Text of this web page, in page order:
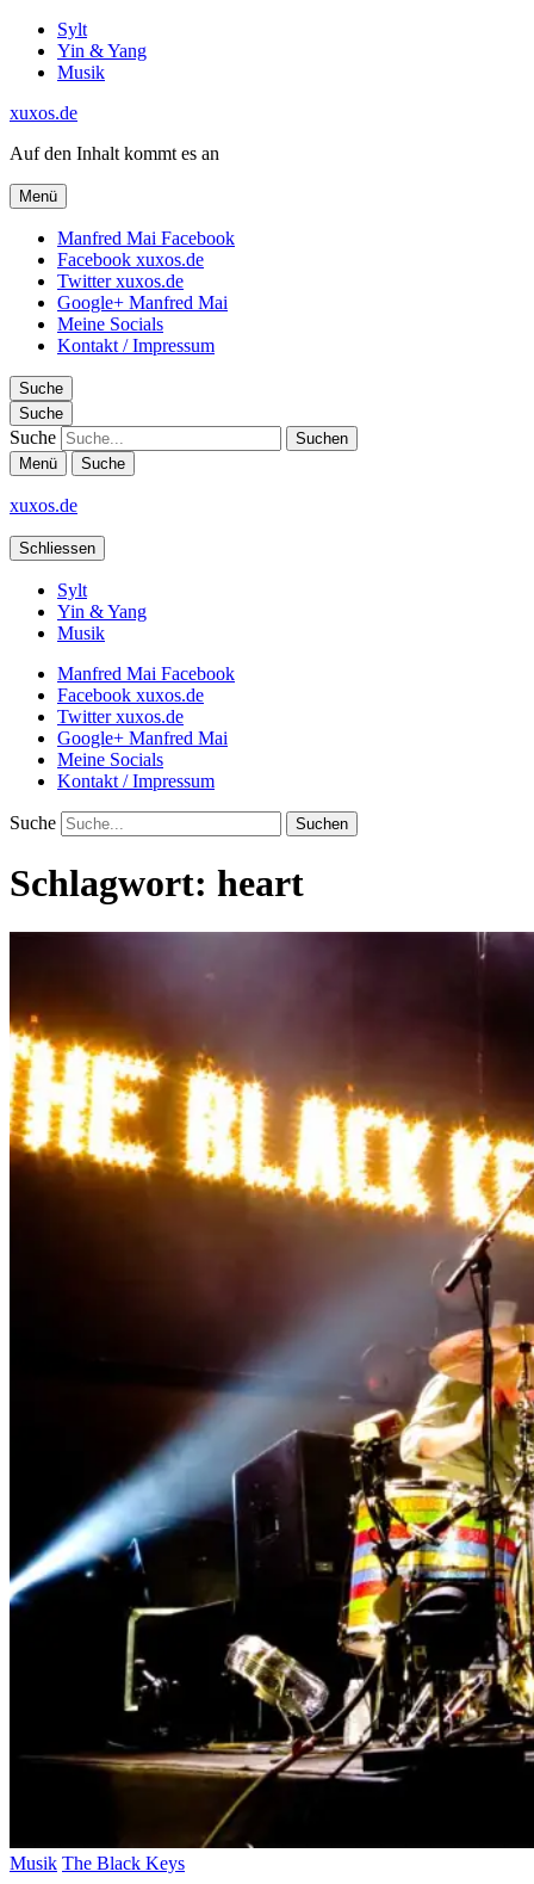
Sylt
Yin & Yang
Musik
xuxos.de
Auf den Inhalt kommt es an
Menü
Manfred Mai Facebook
Facebook xuxos.de
Twitter xuxos.de
Google+ Manfred Mai
Meine Socials
Kontakt / Impressum
Suche
Suche
Suche
Menü Suche
xuxos.de
Schliessen
Sylt
Yin & Yang
Musik
Manfred Mai Facebook
Facebook xuxos.de
Twitter xuxos.de
Google+ Manfred Mai
Meine Socials
Kontakt / Impressum
Suche
Schlagwort: heart
Musik The Black Keys